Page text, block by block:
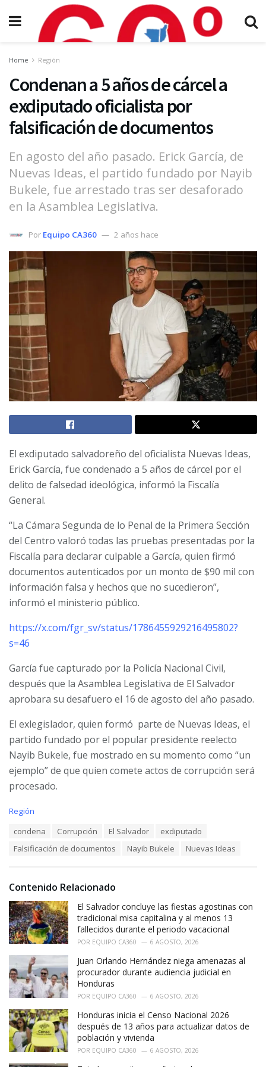
Home Región
Condenan a 5 años de cárcel a
exdiputado oficialista por
falsificación de documentos
En agosto del año pasado. Erick García, de
Nuevas Ideas, el partido fundado por Nayib
Bukele, fue arrestado tras ser desaforado
en la Asamblea Legislativa.
Por Equipo CA360 2 años hace
El exdiputado salvadoreño del oficialista Nuevas Ideas,
Erick García, fue condenado a 5 años de cárcel por el
delito de falsedad ideológica, informó la Fiscalía
General.
“La Cámara Segunda de lo Penal de la Primera Sección
del Centro valoró todas las pruebas presentadas por la
Fiscalía para declarar culpable a García, quien firmó
documentos autenticados por un monto de $90 mil con
información falsa y hechos que no sucedieron”,
informó el ministerio público.
https://x.com/fgr_sv/status/1786455929216495802?
s=46
García fue capturado por la Policía Nacional Civil,
después que la Asamblea Legislativa de El Salvador
aprobara su desafuero el 16 de agosto del año pasado.
El exlegislador, quien formó parte de Nuevas Ideas, el
partido fundado por el popular presidente reelecto
Nayib Bukele, fue mostrado en su momento como “un
ejemplo” de que quien comete actos de corrupción será
procesado.
C
i
s
:
Región
condena Corrupción El Salvador
exdiputado
Falsificación de documentos
Nayib Bukele Nuevas Ideas
Contenido Relacionado
El Salvador concluye las fiestas agostinas con
tradicional misa capitalina y al menos 13
fallecidos durante el periodo vacacional
POR EQUIPO CA360 6 AGOSTO, 2026
Juan Orlando Hernández niega amenazas al
procurador durante audiencia judicial en
Honduras
POR EQUIPO CA360 6 AGOSTO, 2026
Honduras inicia el Censo Nacional 2026
después de 13 años para actualizar datos de
población y vivienda
POR EQUIPO CA360 6 AGOSTO, 2026